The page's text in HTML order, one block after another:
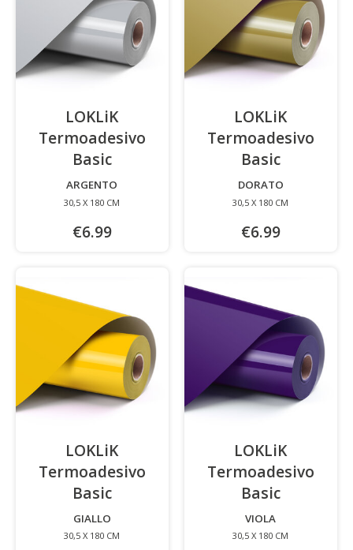
LOKLiK
Termoadesivo
Basic-
ARGENTO
30,5 X 180 CM
€6.99
LOKLiK
Termoadesivo
Basic-
DORATO
30,5 X 180 CM
€6.99
LOKLiK
Termoadesivo
Basic-
GIALLO
30,5 X 180 CM
LOKLiK
Termoadesivo
Basic-
VIOLA
30,5 X 180 CM